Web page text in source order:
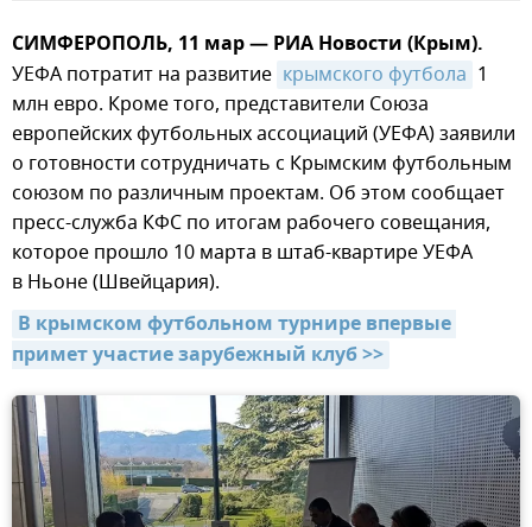
СИМФЕРОПОЛЬ, 11 мар — РИА Новости (Крым).
УЕФА потратит на развитие крымского футбола 1
млн евро. Кроме того, представители Союза
европейских футбольных ассоциаций (УЕФА) заявили
о готовности сотрудничать с Крымским футбольным
союзом по различным проектам. Об этом сообщает
пресс-служба КФС по итогам рабочего совещания,
которое прошло 10 марта в штаб-квартире УЕФА
в Ньоне (Швейцария).
В крымском футбольном турнире впервые
примет участие зарубежный клуб >>